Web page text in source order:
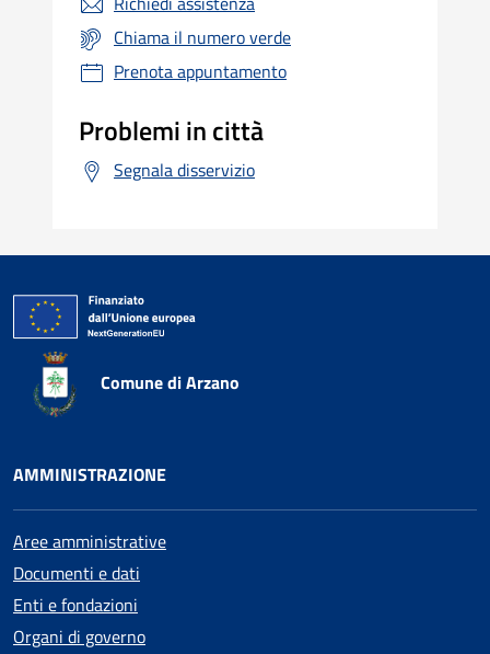
Chiama il numero verde
Prenota appuntamento
Problemi in città
Segnala disservizio
Comune di Arzano
AMMINISTRAZIONE
Aree amministrative
Documenti e dati
Enti e fondazioni
Organi di governo